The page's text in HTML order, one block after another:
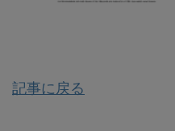
記事に戻る